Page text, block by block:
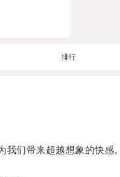
排行
们带来超越想象的快感。